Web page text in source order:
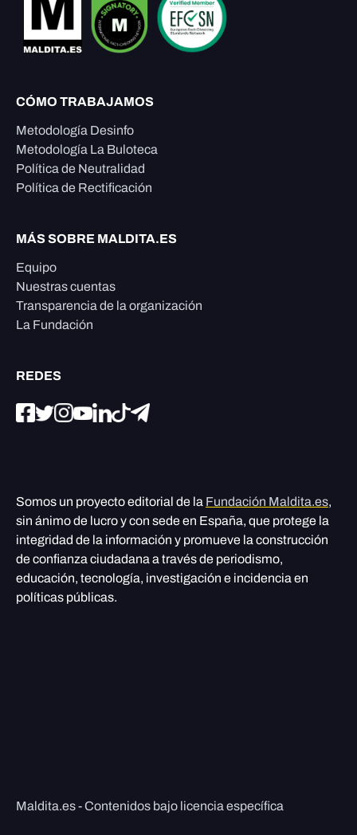
CÓMO TRABAJAMOS
Metodología Desinfo
Metodología La Buloteca
Política de Neutralidad
Política de Rectificación
MÁS SOBRE MALDITA.ES
Equipo
Nuestras cuentas
Transparencia de la organización
La Fundación
REDES
Somos un proyecto editorial de la Fundación Maldita.es,
sin ánimo de lucro y con sede en España, que protege la
integridad de la información y promueve la construcción
de confianza ciudadana a través de periodismo,
educación, tecnología, investigación e incidencia en
políticas públicas.
Maldita.es - Contenidos bajo licencia específica